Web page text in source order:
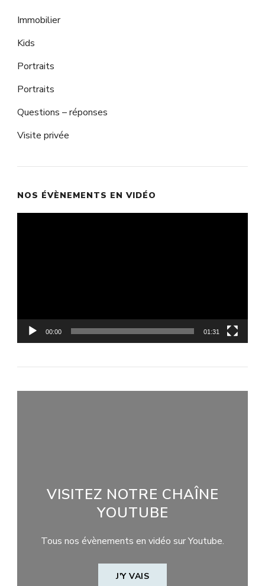
Immobilier
Kids
Portraits
Portraits
Questions – réponses
Visite privée
NOS ÉVÈNEMENTS EN VIDÉO
00:00 01:31
VISITEZ NOTRE CHAÎNE
YOUTUBE
Tous nos évènements en vidéo sur Youtube.
J'Y VAIS